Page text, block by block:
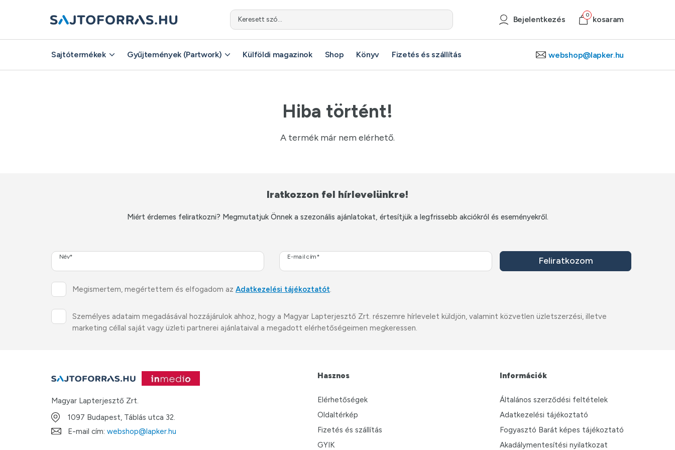
Keresett szó... Bejelentkezés kosaram
0
Sajtótermékek Gyűjtemények (Partwork) Külföldi magazinok Shop Könyv Fizetés és szállítás webshop@lapker.hu
Hiba történt!
A termék már nem elérhető.
Iratkozzon fel hírlevelünkre!
Miért érdemes feliratkozni? Megmutatjuk Önnek a szezonális ajánlatokat, értesítjük a legfrissebb akciókról és eseményekről.
Név* E-mail cím* Feliratkozom
Megismertem, megértettem és elfogadom az Adatkezelési tájékoztatót.
Személyes adataim megadásával hozzájárulok ahhoz, hogy a Magyar Lapterjesztő Zrt. részemre hírlevelet küldjön, valamint közvetlen üzletszerzési, illetve
marketing céllal saját vagy üzleti partnerei ajánlataival a megadott elérhetőségeimen megkeressen.
Magyar Lapterjesztő Zrt.
1097 Budapest, Táblás utca 32.
E-mail cím: webshop@lapker.hu
Hasznos
Elérhetőségek
Oldaltérkép
Fizetés és szállítás
GYIK
Információk
Általános szerződési feltételek
Adatkezelési tájékoztató
Fogyasztó Barát képes tájékoztató
Akadálymentesítési nyilatkozat
Keresett szó... Bejelentkezés kosaram
0
Sajtótermékek Gyűjtemények (Partwork) Külföldi magazinok Shop Könyv Fizetés és szállítás webshop@lapker.hu